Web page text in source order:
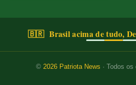
🇧🇷 Brasil acima de tudo,
© 2026 Patriota News · Todos